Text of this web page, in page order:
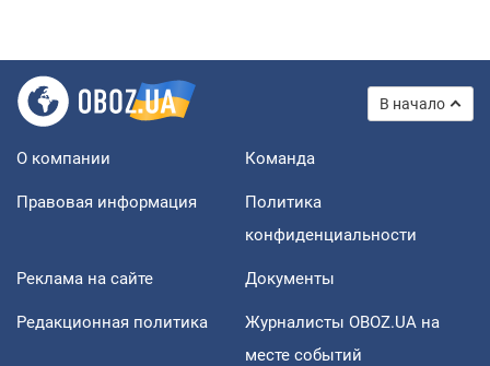
В начало
О компании Команда
Правовая информация
Политика
конфиденциальности
Реклама на сайте Документы
Редакционная политика
Журналисты OBOZ.UA на
месте событий